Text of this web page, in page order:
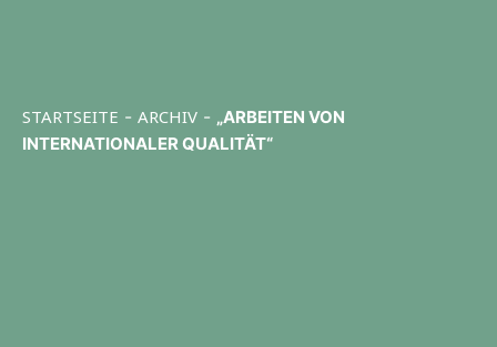
STARTSEITE - ARCHIV - „ARBEITEN VON
INTERNATIONALER QUALITÄT“